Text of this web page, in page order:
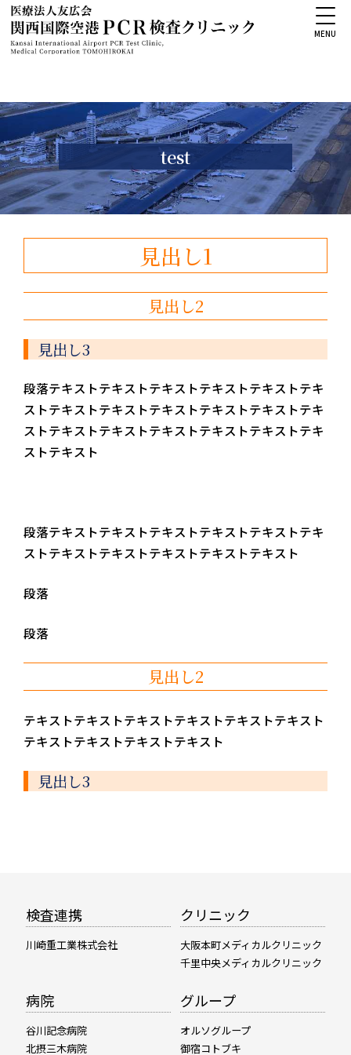
MENU
test
見出し1
見出し2
見出し3
段落テキストテキストテキストテキストテキストテキ
ストテキストテキストテキストテキストテキストテキ
ストテキストテキストテキストテキストテキストテキ
ストテキスト
段落テキストテキストテキストテキストテキストテキ
ストテキストテキストテキストテキストテキスト
段落
段落
見出し2
テキストテキストテキストテキストテキストテキスト
テキストテキストテキストテキスト
見出し3
検査連携
川崎重工業株式会社
クリニック
大阪本町メディカルクリニック
千里中央メディカルクリニック
病院
谷川記念病院
北摂三木病院
グループ
オルソグループ
御宿コトブキ